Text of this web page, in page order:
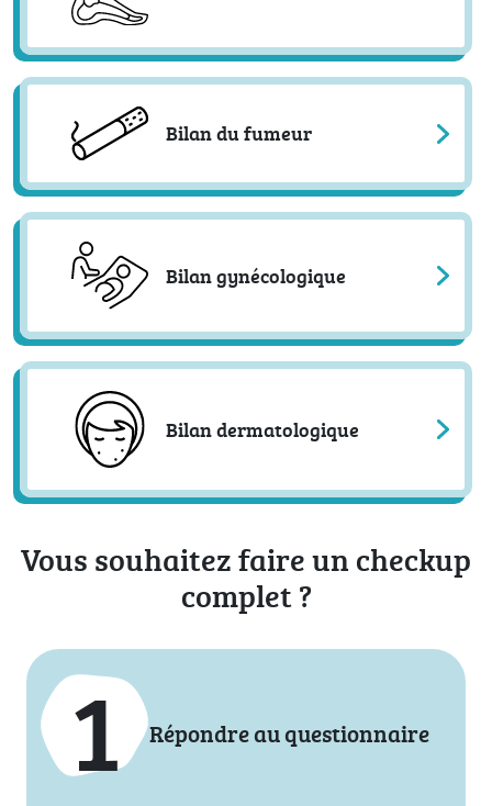
Bilan du fumeur
Bilan gynécologique
Bilan dermatologique
Vous souhaitez faire un checkup
complet ?
1 Répondre au questionnaire